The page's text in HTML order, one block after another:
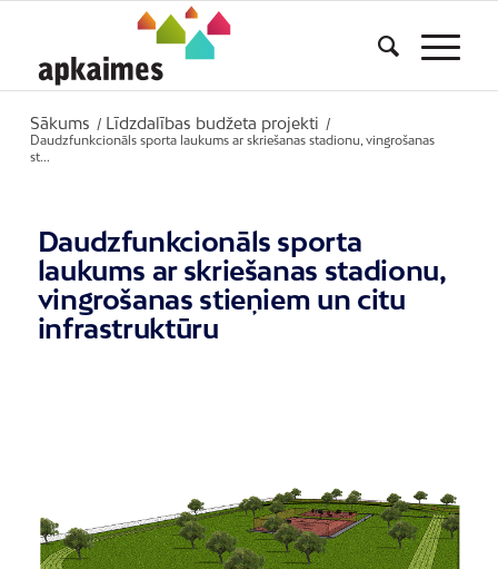
Sākums / Līdzdalības budžeta projekti
/
Daudzfunkcionāls sporta laukums ar skriešanas stadionu, vingrošanas
st...
Daudzfunkcionāls sporta
laukums ar skriešanas stadionu,
vingrošanas stieņiem un citu
infrastruktūru